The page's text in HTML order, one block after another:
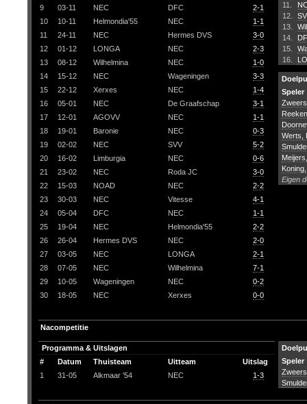
9
03-11 NEC DFC
2-1
10
10-11 Helmondia'55 NEC
1-1
11
24-11 NEC Hermes DVS
3-0
12
01-12 LONGA NEC
2-3
13
08-12 Wilhelmina NEC
1-0
14
15-12 NEC Wageningen
3-3
15
22-12 Xerxes NEC
1-4
16
05-01 NEC De Graafschap
3-1
17
12-01 AGOVV NEC
1-1
18
19-01 Baronie NEC
0-3
19
02-02 NEC SVV
5-2
20
16-02 Limburgia NEC
0-6
21
23-02 NEC Roda JC
3-0
22
15-03 NOAD NEC
2-2
23
30-03 NEC Vitesse
4-1
24
05-04 DFC NEC
1-1
25
19-04 NEC Helmondia'55
2-2
26
26-04 Hermes DVS NEC
2-0
27
03-05 NEC LONGA
2-1
28
07-05 NEC Wilhelmina
7-1
29
10-05 Wageningen NEC
0-2
30
18-05 NEC Xerxes 0-0
11.
12.
13.
14.
15.
16.
Speler
Werts,
Eigen
Nacompetitie
Programma & Uitslagen
#
Datum Thuisteam Uitteam
Uitslag
1
31-05 Alkmaar '54 NEC 1-3
Speler